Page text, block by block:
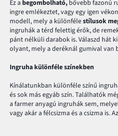
Ez a begombolható, bővebb fazonú
ingre emlékeztet, vagy egy igen
modell, mely a különfélestílusok
ingruhák a térd felettig érők, de
pánt nélküli darabok is. Válaszd hát
olyant, mely a deréknál gumival van
Ingruha különféle színekben
Kínálatunkban különféle színű
és sok más egyáb szín. Találhatók
a farmer anyagú ingruhák sem,
vagy akár a félcsizma és a csizma is.